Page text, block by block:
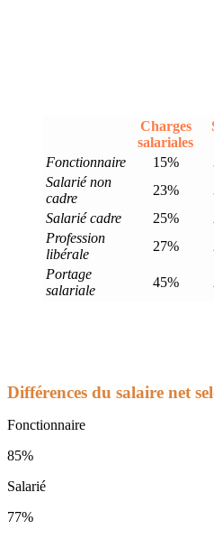
Charges
salariales
Fonctionnaire
15%
Salarié non
cadre
23%
Salarié cadre
25%
Profession
libérale
27%
Portage
salariale
45%
Différences du salaire net
Fonctionnaire
85%
Salarié
77%